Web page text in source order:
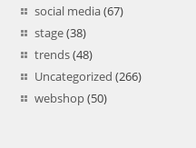
social media(67)
stage(38)
trends(48)
Uncategorized (266)
webshop(50)